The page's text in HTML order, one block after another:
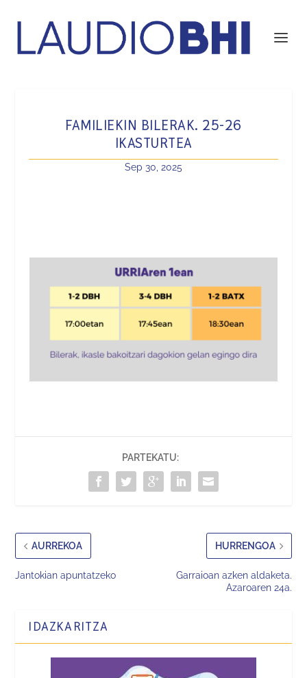
FAMILIEKIN BILERAK. 25-26
IKASTURTEA
Sep 30, 2025
PARTEKATU:
AURREKOA
Jantokian apuntatzeko
HURRENGOA
Garraioan azken aldaketa.
Azaroaren 24a.
IDAZKARITZA